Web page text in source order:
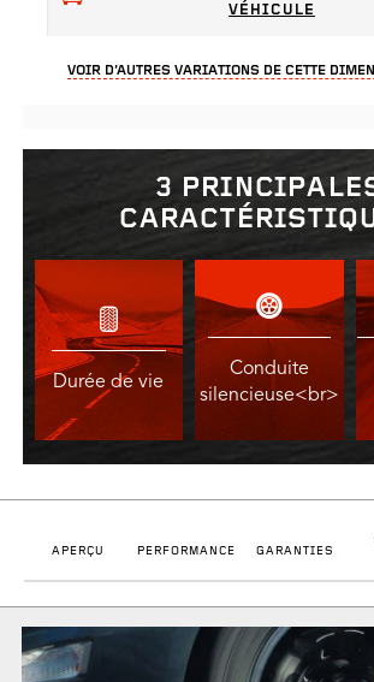
VÉHICULE
VOIR D’AUTRES VARIATIONS DE CETTE
3
Durée de vie
Conduite
silencieuse<br>
APERÇU PERFORMANCE GARANTIES